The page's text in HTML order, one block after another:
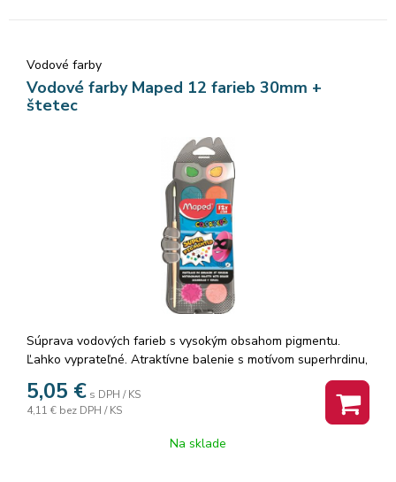
Vodové farby
Vodové farby Maped 12 farieb 30mm +
štetec
Súprava vodových farieb s vysokým obsahom pigmentu.
Ľahko vyprateľné. Atraktívne balenie s motívom superhrdinu,
nerozbitné plastové puzdro so odnímateľným vekom pre
jednoduché čistenie. Balenie 12 farieb, vrátane telovej.
Tablety s priemerom 30 mm s vyrazeným motívom.
5,05 € s DPH / KS
4,11 € bez DPH / KS
Na sklade